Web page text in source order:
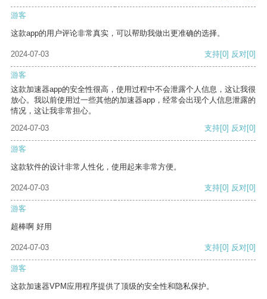
游客
这款app的用户评论非常真实，可以帮助我做出更准确的选择。
2024-07-03 支持[0] 反对[0]
游客
这款加速器app的安全性很高，使用过程中不会泄露个人信息，这让我很
放心。我以前使用过一些其他的加速器app，经常会出现个人信息泄露的
情况，这让我非常担心。
2024-07-03
支持[0] 反对[0]
游客
这款软件的设计非常人性化，使用起来非常方便。
2024-07-03 支持[0] 反对[0]
游客
超棒啊 好用
2024-07-03 支持[0] 反对[0]
游客
这款加速器VPM应用程序提供了顶级的安全性和隐私保护。